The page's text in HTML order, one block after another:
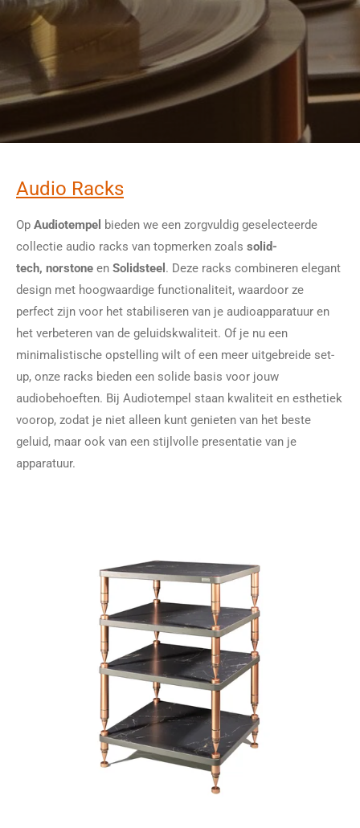
Audio Racks
Op Audiotempel bieden we een zorgvuldig geselecteerde
collectie audio racks van topmerken zoals solid-
tech, norstone en Solidsteel . Deze racks combineren elegant
design met hoogwaardige functionaliteit, waardoor ze
perfect zijn voor het stabiliseren van je audioapparatuur en
het verbeteren van de geluidskwaliteit. Of je nu een
minimalistische opstelling wilt of een meer uitgebreide set-
up, onze racks bieden een solide basis voor jouw
audiobehoeften. Bij Audiotempel staan kwaliteit en esthetiek
voorop, zodat je niet alleen kunt genieten van het beste
geluid, maar ook van een stijlvolle presentatie van je
apparatuur.